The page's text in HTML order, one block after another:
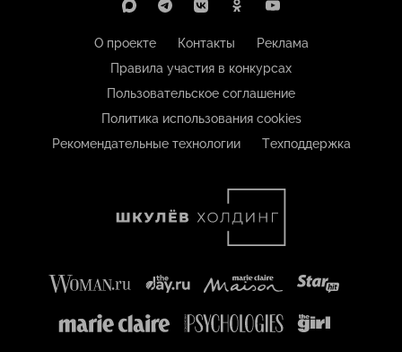
О проекте Контакты
Реклама
Правила участия в конкурсах
Пользовательское соглашение
Политика использования cookies
Рекомендательные технологии
Техподдержка